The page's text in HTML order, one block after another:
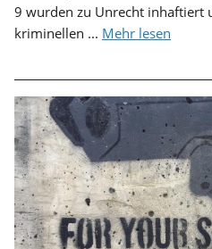
9 wurden zu Unrecht inhaftiert
kriminellen ... Mehr lesen